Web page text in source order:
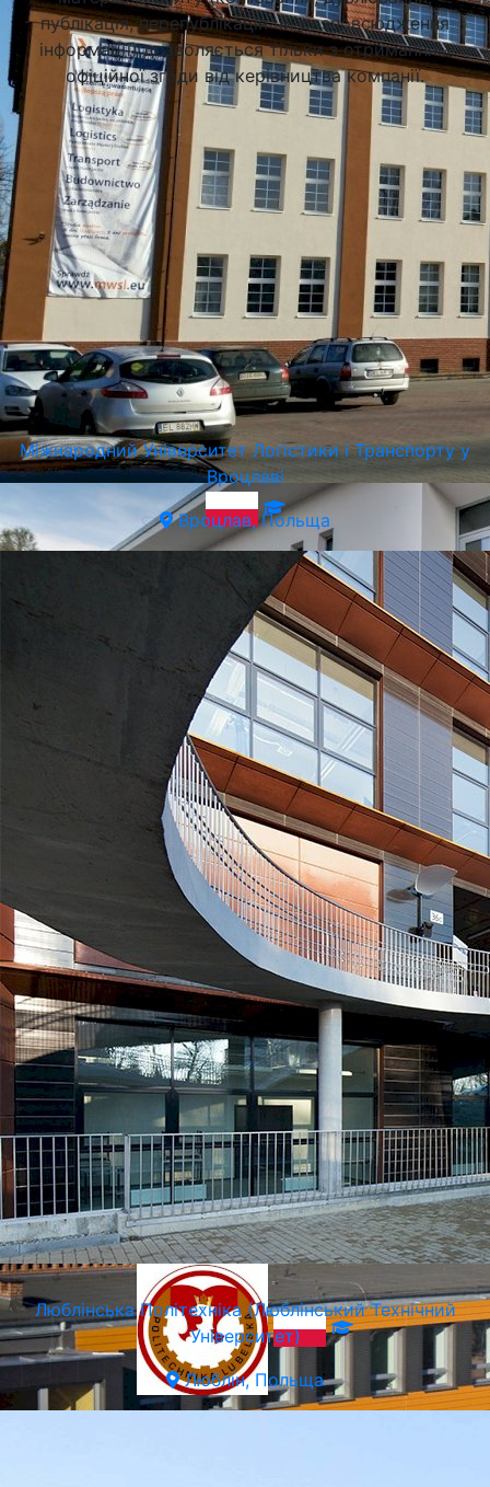
Вроцлавський Університет
Вроцлав, Польща
SWPS Університет Гуманітарних і Соціальних Наук у
Вроцлаві (Філія)
Вроцлав, Польща
Міжнародний Університет Логістики і Транспорту у
Вроцлаві
Вроцлав, Польща
Люблiнська Політехніка (Люблінський Технічний
Університет)
Люблін, Польща
публікація, перепублікація чи розповсюдження
інформації) дозволяється тільки з отриманням
офіційної згоди від керівництва компанії.